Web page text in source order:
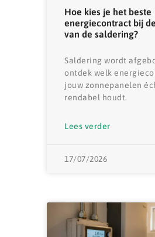
Hoe kies je het beste
energiecontract bij
van de saldering?
Saldering wordt
ontdek welk
jouw zonnepanelen
rendabel houdt.
Lees verder
17/07/2026